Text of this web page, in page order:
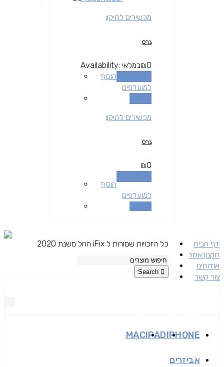
מכשירים לתיקון
גרס
₪0
Availability: במלאי
הוסף
למועדפים
מכשירים לתיקון
גרס
₪0
הוסף
למועדפים
דף הבית
תקנון אתר
אודותינו
צור קשר
כל הזכויות שמורות ל iFix החל משנת 2020
IPHONE
IPAD
MAC
אביזרים
Search